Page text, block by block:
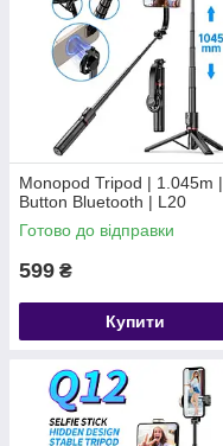
Monopod Tripod | 1.045m |
Button Bluetooth | L20
Готово до відправки
599 ₴
Купити